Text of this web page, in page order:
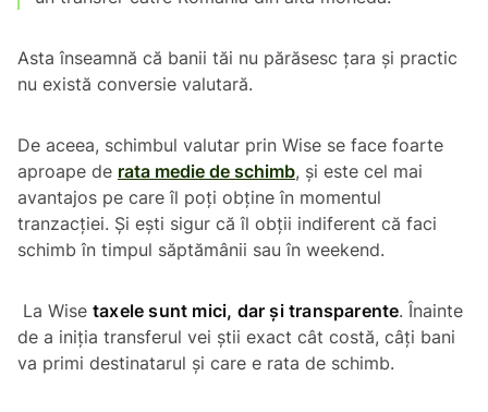
Asta înseamnă că banii tăi nu părăsesc țara și practic
nu există conversie valutară.
De aceea, schimbul valutar prin Wise se face foarte
aproape de rata medie de schimb, și este cel mai
avantajos pe care îl poți obține în momentul
tranzacției. Și ești sigur că îl obții indiferent că faci
schimb în timpul săptămânii sau în weekend.
La Wise taxele sunt mici, dar și transparente. Înainte
de a iniția transferul vei știi exact cât costă, câți bani
va primi destinatarul și care e rata de schimb.